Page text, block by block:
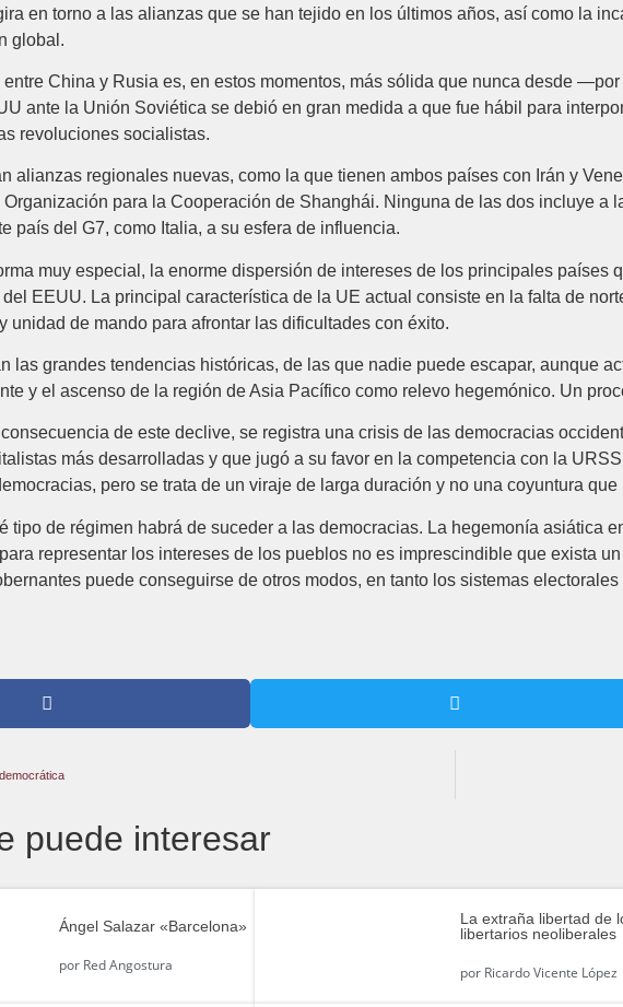
en torno a las alianzas que se han tejido en los últimos años, así como la
global.
entre China y Rusia es, en estos momentos, más sólida que nunca desde
ante la Unión Soviética se debió en gran medida a que fue hábil para
revoluciones socialistas.
alianzas regionales nuevas, como la que tienen ambos países con Irán y
Organización para la Cooperación de Shanghái. Ninguna de las dos incluye a
país del G7, como Italia, a su esfera de influencia.
muy especial, la enorme dispersión de intereses de los principales países
EEUU. La principal característica de la UE actual consiste en la falta de
unidad de mando para afrontar las dificultades con éxito.
las grandes tendencias históricas, de las que nadie puede escapar, aunque
y el ascenso de la región de Asia Pacífico como relevo hegemónico. Un
de este declive, se registra una crisis de las democracias
más desarrolladas y que jugó a su favor en la competencia con la
pero se trata de un viraje de larga duración y no una coyuntura
tipo de régimen habrá de suceder a las democracias. La hegemonía asiática
representar los intereses de los pueblos no es imprescindible que exista
puede conseguirse de otros modos, en tanto los sistemas
puede interesar
Ángel Salazar «Barcelona»
por Red Angostura
La extraña libertad de
libertarios neoliberales
porRicardo Vicente López